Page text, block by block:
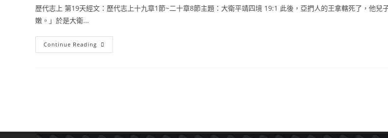
歷代志上 第19天經文：歷代志上十九章1節~二十章8節主題：大衛平靖四境 19:1 此後，亞捫人的王拿轄死了，他
嫩。」於是大衛...
Continue Reading